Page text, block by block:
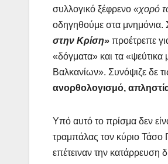
συλλογικό ξέφρενο «χορό
οδηγηθούμε στα μνημόνια.
στην Κρίση» προέτρεπε
«δόγματα» και τα
Βαλκανίων». Συνόψιζε δε
ανορθολογισμό,
Υπό αυτό το πρίσμα δεν
τραμπάλας τον κύριο Τάσο
επέτειναν την κατάρρευση